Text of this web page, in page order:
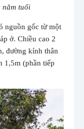
năm tuổi
nguồn gốc từ một
ở. Chiều cao 2
đường kính thân
1,5m (phần tiếp